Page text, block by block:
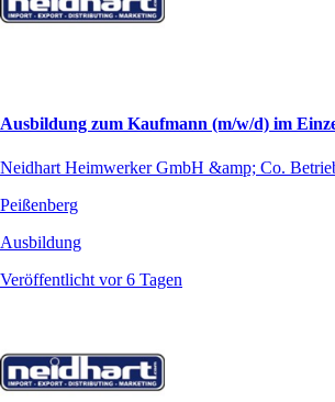
Ausbildung zum Kaufmann (m/w/d) im
Neidhart Heimwerker GmbH &amp; Co.
Peißenberg
Ausbildung
Veröffentlicht vor 6 Tagen